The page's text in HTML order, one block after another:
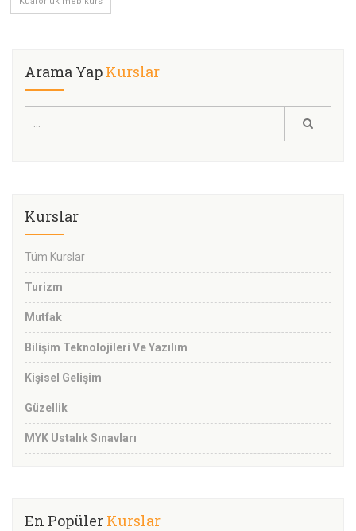
Arama Yap Kurslar
Kurslar
Tüm Kurslar
Turizm
Mutfak
Bilişim Teknolojileri Ve Yazılım
Kişisel Gelişim
Güzellik
MYK Ustalık Sınavları
En Popüler Kurslar